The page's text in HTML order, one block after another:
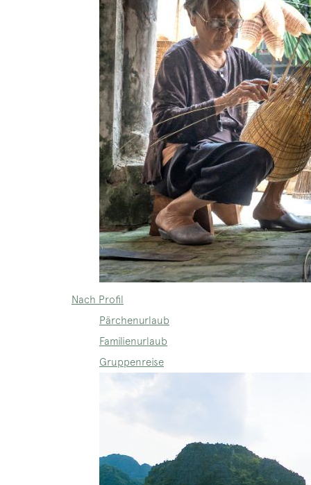
Nach Profil
Pärchenurlaub
Familienurlaub
Gruppenreise